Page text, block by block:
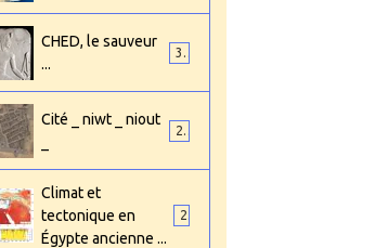
CHED, le sauveur
...
3
Cité _ niwt _ niout
2
Climat et
tectonique en
Égypte ancienne ...